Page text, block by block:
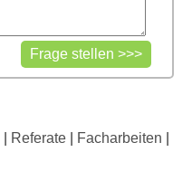
Referate Facharbeiten